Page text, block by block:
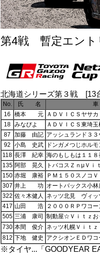
第4戦 暫定エント
北海道シリーズ第３戦 [13
No. 氏 名
16
橋本 元
ＡＤＶＩＣＳヤサ
18 みなぴよ
ＡＤＶＩＣＳ東埼
87
加藤 由記 アッシュランド３
92
小島 史武
ドンガメつじホル
118 長澤 紀幸 海のもしもは１１
135 阿部 晃久
トバコスＺｎμＶｉ
150 赤堀 康裕
ＰＭ１５０スノコ
307 井上 功 オートバックス小
322 佐々木健人
ネッツ北見 ヴィッ
417 山田 浩
２０００ＲＰワコ
505 三浦 康司 制動屋☆Ｖｉｔｚお
730 本間 俊介 ネッツ札幌Ｖｉｔ
812 下地 健史 アクシオンＥＤワ
※タイヤ...「GOODYEAR